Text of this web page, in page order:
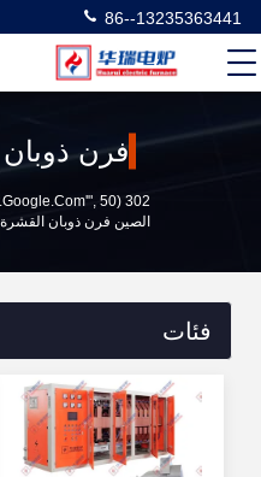
86--13235363441
فرن ذوبان
الصين فرن ذوبان القشرة
فئات